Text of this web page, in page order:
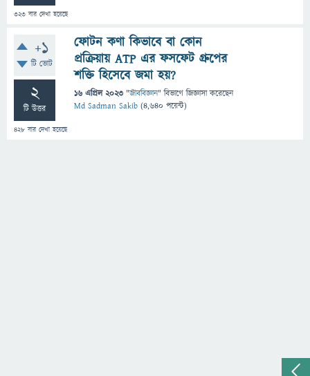
323 বার দেখা হয়েছে
+1
টি ভোট
2
টি উত্তর
428 বার দেখা হয়েছে
ফোটন কণা কিভাবে বা কোন
প্রক্রিয়ায় ATP এর ফসফেট গ্রুপের
শক্তি হিসেবে জমা হয়?
16 এপ্রিল 2023 "জীববিজ্ঞান" বিভাগে জিজ্ঞাসাকরেছেন
Md Sadman Sakib (4,640 পয়েন্ট)